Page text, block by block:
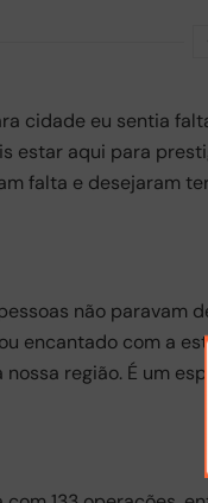
cidade eu sentia
estar aqui para
falta e desejaram
não paravam
encantado com a
região. É um